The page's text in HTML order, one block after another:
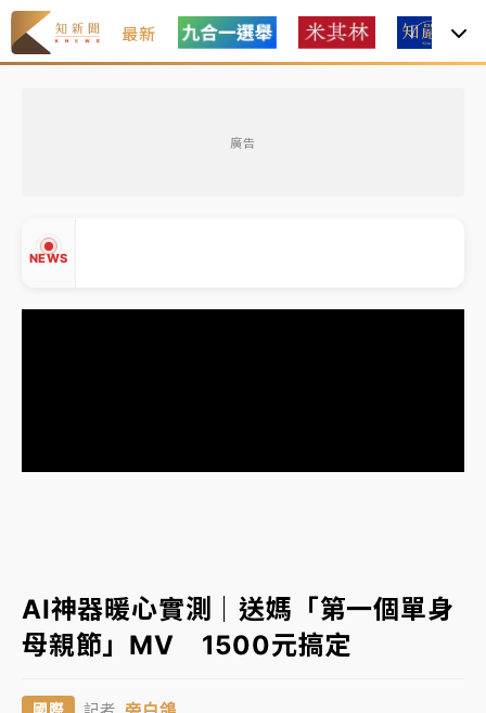
最新
廣告
NEWS
有片｜
連根拔起
中颱白海豚風雨來了！中部以北防豪雨 今晚、明天影
連根拔起
中颱白海豚風雨來了！中部以北防豪雨 今晚、明天影
AI神器暖心實測｜送媽「第一個單身
母親節」MV 1500元搞定
國際